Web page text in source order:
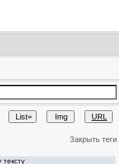
Закрыть теги